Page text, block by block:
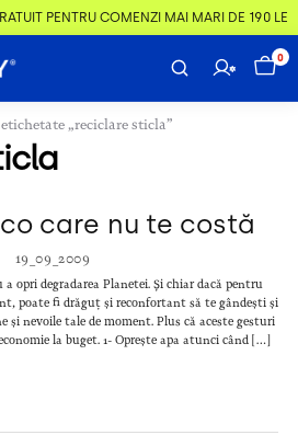
PENTRU COMENZI MAI MARI DE 190 LEI
0
„reciclare sticla”
care nu te costă
19_09_2009
opri degradarea Planetei. Și chiar dacă pentru
poate fi drăguț și reconfortant să te gândești și
nevoile tale de moment. Plus că aceste gesturi
la buget. 1- Oprește apa atunci când […]